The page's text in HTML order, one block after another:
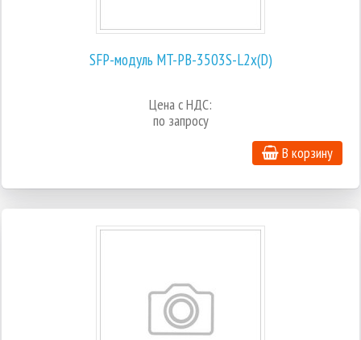
SFP-модуль MT-PB-3503S-L2x(D)
Цена с НДС:
по запросу
В корзину